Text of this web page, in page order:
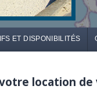
ET DISPONIBILITÉS
location de